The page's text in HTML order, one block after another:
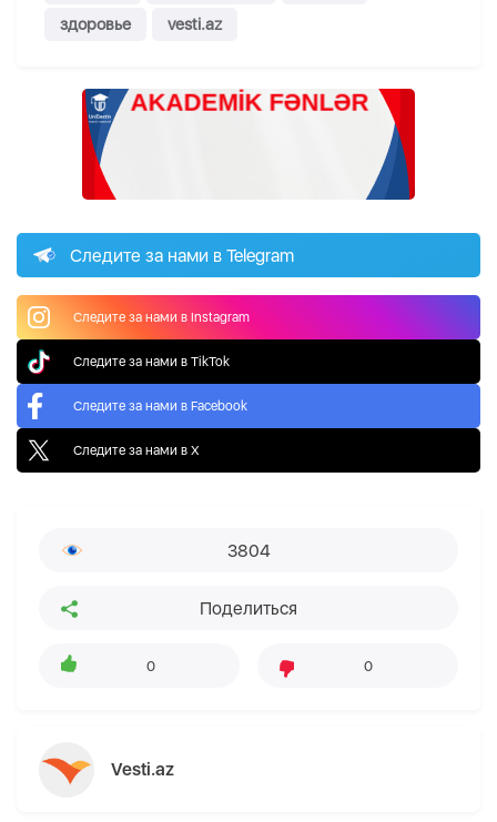
здоровье
vesti.az
Следите за нами в Telegram
Следите за нами в Instagram
Следите за нами в TikTok
Следите за нами в Facebook
Следите за нами в X
3804
Поделиться
0 0
Vesti.az